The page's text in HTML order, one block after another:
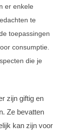
er enkele
te
toepassingen
consumptie.
die je
zijn giftig en
Ze bevatten
kan zijn voor